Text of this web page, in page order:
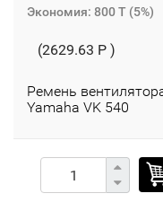
Экономия: 800 T (5%)
(2629.63 P )
Ремень
Yamaha VK 540